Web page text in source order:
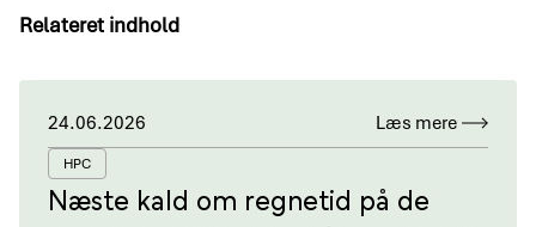
Relateret indhold
24.06.2026 Læs mere
HPC
Næste kald om regnetid på de